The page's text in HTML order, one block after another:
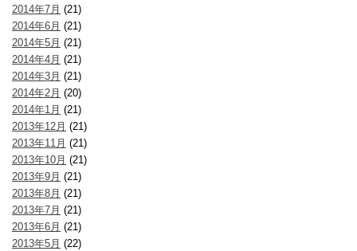
2014年7月 (21)
2014年6月 (21)
2014年5月 (21)
2014年4月 (21)
2014年3月 (21)
2014年2月 (20)
2014年1月 (21)
2013年12月 (21)
2013年11月 (21)
2013年10月 (21)
2013年9月 (21)
2013年8月 (21)
2013年7月 (21)
2013年6月 (21)
2013年5月 (22)